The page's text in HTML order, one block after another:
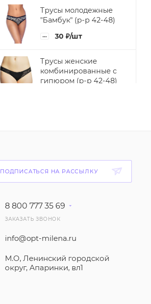
Трусы молодежные
"Бамбук" (р-р 42-48)
30 ₽/шт
Трусы женские
комбинированные с
гипюром (р-р 42-48)
Панталоны женские,
112₽/шт
большие размеры,
70₽ /шт
ПОДПИСАТЬСЯ НА РАССЫЛКУ
8 800 777 35 69
ЗАКАЗАТЬ ЗВОНОК
info@opt-milena.ru
М.О, Ленинский городской
округ, Апаринки, вл1